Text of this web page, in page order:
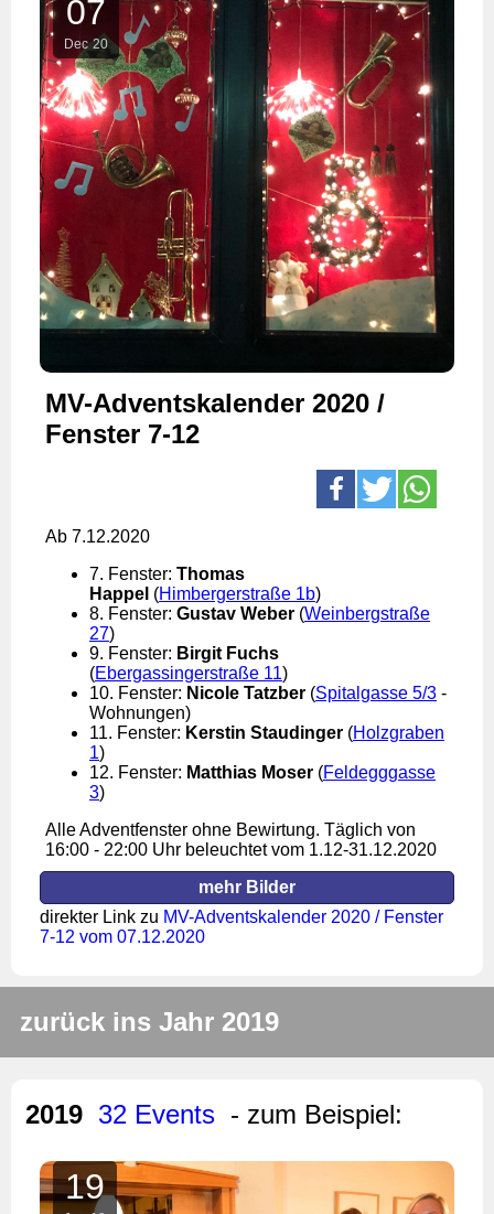
07
Dec 20
MV-Adventskalender 2020 /
Fenster 7-12
Ab 7.12.2020
7. Fenster: Thomas
Happel (Himbergerstraße 1b)
8. Fenster: Gustav Weber (Weinbergstraße
27)
9. Fenster: Birgit Fuchs
(Ebergassingerstraße 11)
10. Fenster: Nicole Tatzber (Spitalgasse 5/3 -
Wohnungen)
11. Fenster: Kerstin Staudinger (Holzgraben
1)
12. Fenster: Matthias Moser (Feldegggasse
3)
Alle Adventfenster ohne Bewirtung. Täglich von
16:00 - 22:00 Uhr beleuchtet vom 1.12-31.12.2020
mehr Bilder
direkter Link zu MV-Adventskalender 2020 / Fenster
7-12 vom 07.12.2020
zurück ins Jahr 2019
2019 32 Events - zum Beispiel:
19